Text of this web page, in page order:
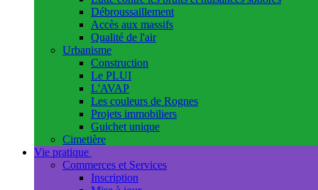
Débroussaillement
Accès aux massifs
Qualité de l'air
Urbanisme
Construction
Le PLUI
L'AVAP
Les couleurs de Rognes
Projets immobiliers
Guichet unique
Cimetière
Vie pratique
Commerces et Services
Inscription